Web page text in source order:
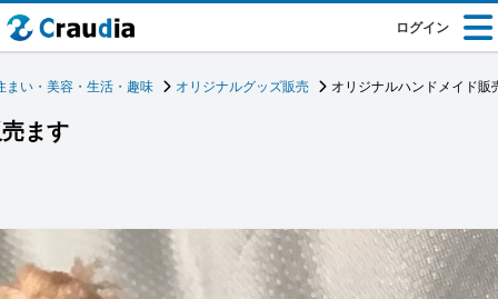
ログイン
まい・美容・生活・趣味 オリジナルグッズ販売 オリジナルハンドメイド販
ます